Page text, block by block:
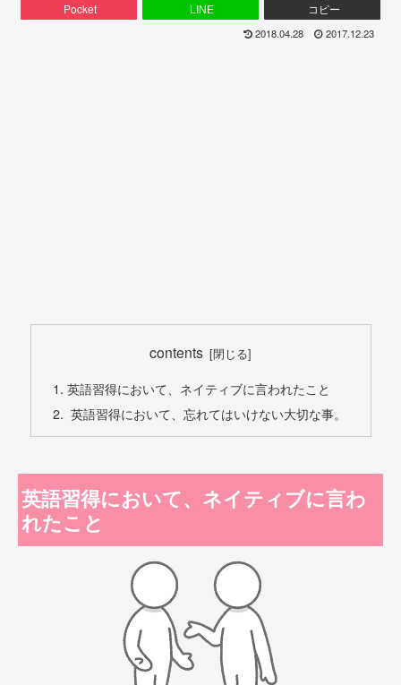
Pocket LINE コピー
2018.04.28 2017.12.23
contents
英語習得において、ネイティブに言われたこと
英語習得において、忘れてはいけない大切な事。
英語習得において、ネイティブに言わ
れたこと